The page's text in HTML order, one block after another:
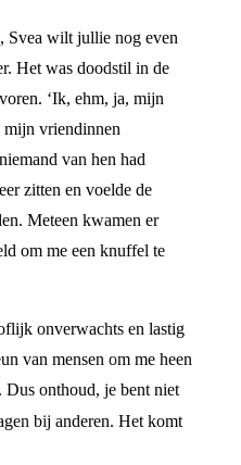
Svea wilt jullie nog even
Het was doodstil in de
‘Ik, ehm, ja, mijn
mijn vriendinnen
van hen had
zitten en voelde de
Meteen kwamen er
om me een knuffel te
onverwachts en lastig
van mensen om me heen
Dus onthoud, je bent niet
bij anderen. Het komt